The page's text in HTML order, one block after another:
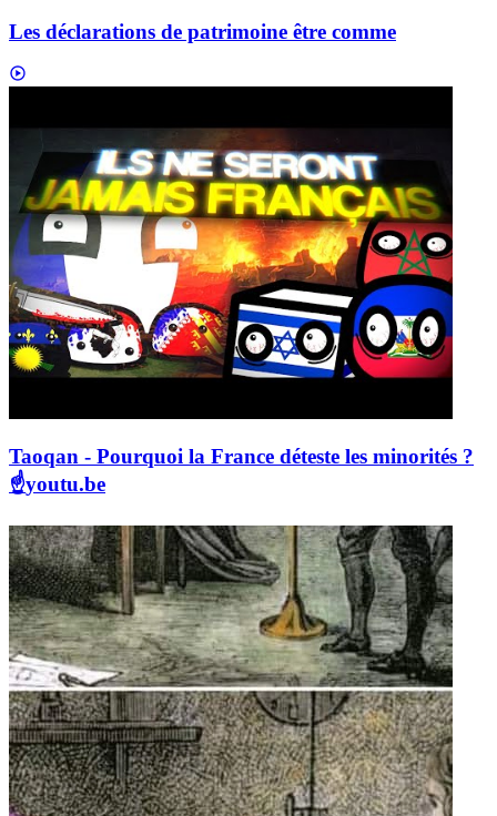
Les déclarations de patrimoine être comme
Taoqan - Pourquoi la France déteste les minorités ?
☝️youtu.be